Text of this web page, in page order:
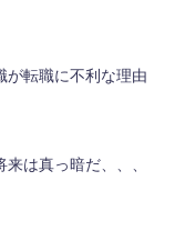
が転職に不利な理由
は真っ暗だ、、、